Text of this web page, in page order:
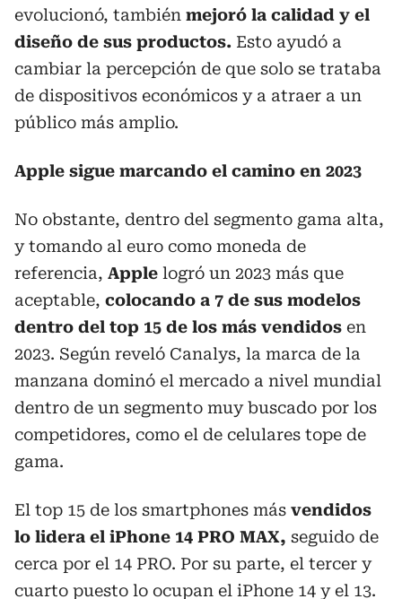
evolucionó, también mejoró la calidad y el
diseño de sus productos. Esto ayudó a
cambiar la percepción de que solo se trataba
de dispositivos económicos y a atraer a un
público más amplio.
Apple sigue marcando el camino en 2023
No obstante, dentro del segmento gama alta,
y tomando al euro como moneda de
referencia, Apple logró un 2023 más que
aceptable, colocando a 7 de sus modelos
dentro del top 15 de los más vendidos en
2023. Según reveló Canalys, la marca de la
manzana dominó el mercado a nivel mundial
dentro de un segmento muy buscado por los
competidores, como el de celulares tope de
gama.
El top 15 de los smartphones más vendidos
lo lidera el iPhone 14 PRO MAX, seguido de
cerca por el 14 PRO. Por su parte, el tercer y
cuarto puesto lo ocupan el iPhone 14 y el 13.